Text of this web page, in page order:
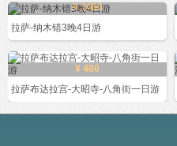
¥ 1460
拉萨-纳木错3晚4日游
¥ 480
拉萨布达拉宫-大昭寺-八角街一日游